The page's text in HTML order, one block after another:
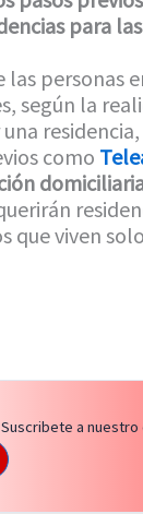
para
las personas
según la
como
que viven
a nuestro